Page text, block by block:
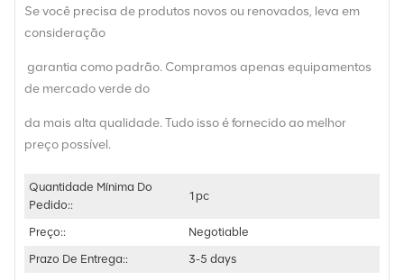
Se você precisa de produtos novos ou renovados, leva em
consideração
garantia como padrão. Compramos apenas equipamentos
de mercado verde do
da mais alta qualidade. Tudo isso é fornecido ao melhor
preço possível.
Quantidade Mínima Do
Pedido::
1pc
Preço::
Negotiable
Prazo De Entrega::
3-5 days